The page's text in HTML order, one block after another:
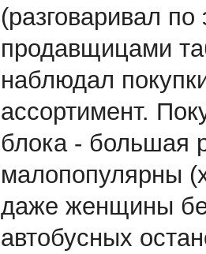
(разговаривал
продавщицами
наблюдал
ассортимент.
блока - большая
малопопулярны
даже женщины
автобусных